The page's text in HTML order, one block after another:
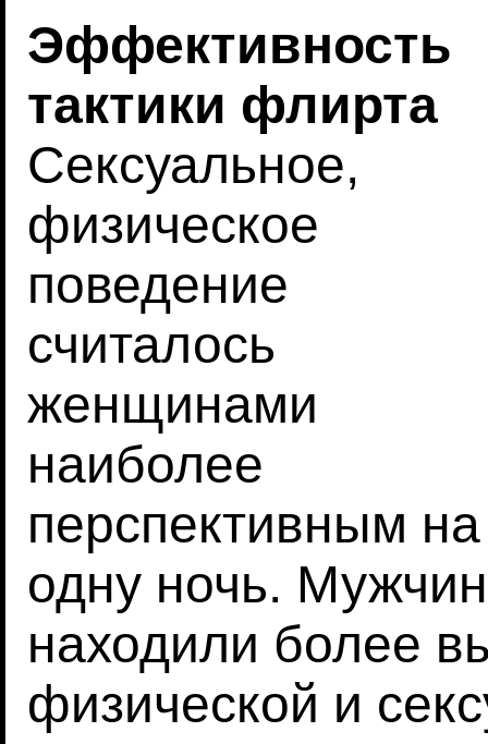
Эффективность
тактики флирта
Сексуальное,
физическое
поведение
считалось
женщинами
наиболее
перспективным на
одну ночь.
находили более
физической и